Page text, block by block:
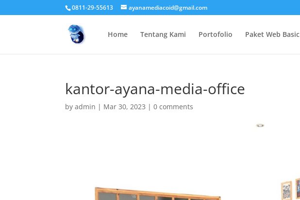
0811-29-55613 ayanamediacoid@gmail.com
Home Tentang Kami Portofolio Paket Web Basic
kantor-ayana-media-office
byadmin | Mar 30, 2023 |0 comments